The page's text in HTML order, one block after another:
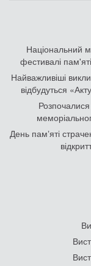
Національний
фестивалі
Найважливіші
відбудуться
День памʼяті